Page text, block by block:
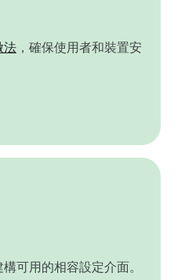
法 ，確保使用者和裝置安
構可用的相容設定介面。